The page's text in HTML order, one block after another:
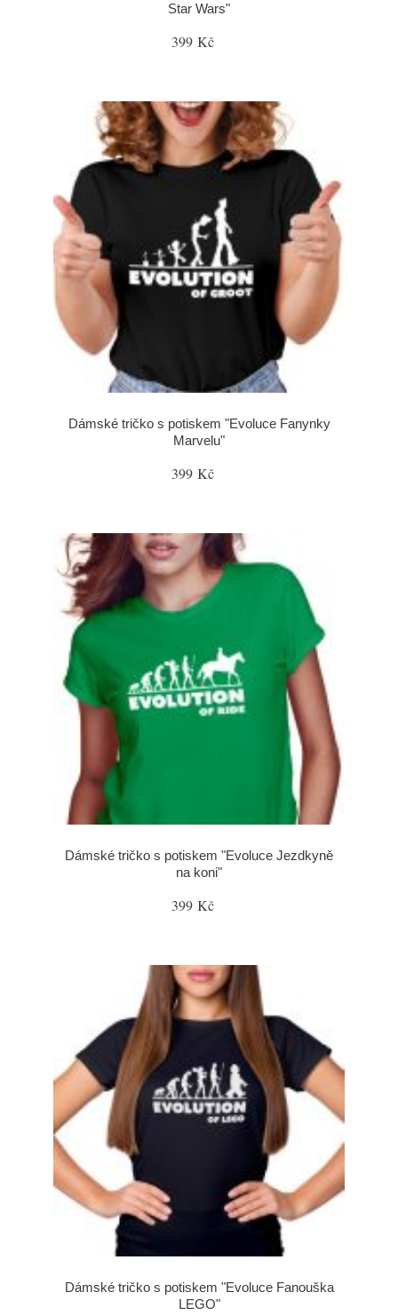
Star Wars"
399 Kč
Dámské tričko s potiskem "Evoluce Fanynky
Marvelu"
399 Kč
Dámské tričko s potiskem "Evoluce Jezdkyně
na koni"
399 Kč
Dámské tričko s potiskem "Evoluce Fanouška
LEGO"